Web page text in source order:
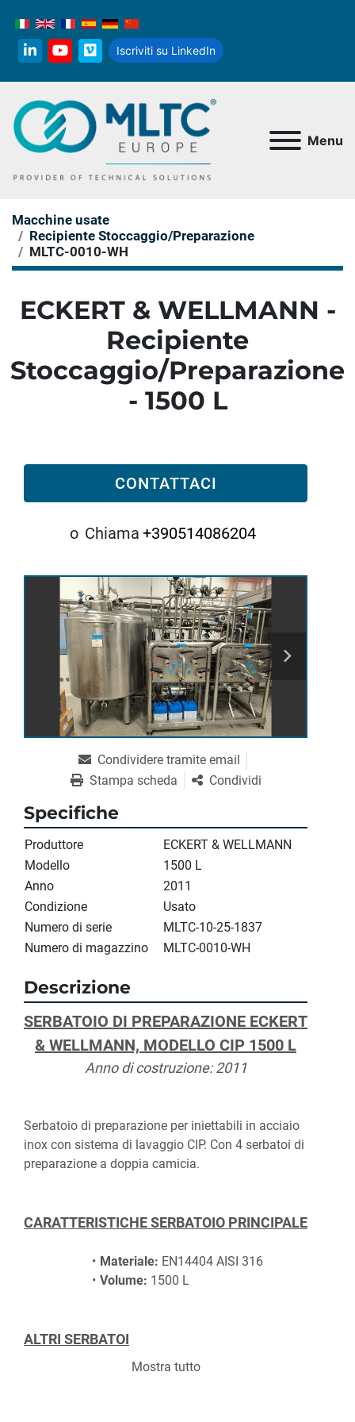
linkedinyoutube
vimeo
Iscriviti su LinkedIn
Menu
Macchine usate
Recipiente Stoccaggio/Preparazione
MLTC-0010-WH
ECKERT & WELLMANN -
Recipiente
Stoccaggio/Preparazione
- 1500 L
CONTATTACI
o Chiama +390514086204
Condividere tramite email
Stampa scheda
Condividi
Specifiche
Produttore
ECKERT & WELLMANN
Modello
1500 L
Anno
2011
Condizione
Usato
Numero di serie
MLTC-10-25-1837
Numero di magazzino
MLTC-0010-WH
Descrizione
SERBATOIO DI PREPARAZIONE ECKERT
& WELLMANN, MODELLO CIP 1500 L
Anno di costruzione: 2011
Serbatoio di preparazione per iniettabili in acciaio
inox con sistema di lavaggio CIP. Con 4 serbatoi di
preparazione a doppia camicia.
CARATTERISTICHE SERBATOIO PRINCIPALE
Materiale: EN14404 AISI 316
Volume: 1500 L
ALTRI SERBATOI
Mostra tutto